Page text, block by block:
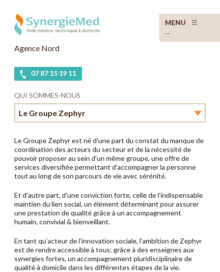
Agence Nord
MENU
--
07 87 15 19 11
QUI SOMMES-NOUS
Le Groupe Zephyr
En bref
Notre vocation
Le Groupe Zephyr
Espace Presse
Le Groupe Zephyr est né d’une part du constat du manque de
coordination des acteurs du secteur et de la nécessité de
pouvoir proposer au sein d’un même groupe, une offre de
services diversifiée permettant d’accompagner la personne
tout au long de son parcours de vie avec sérénité.
Et d’autre part, d’une conviction forte, celle de l’indispensable
maintien du lien social, un élément déterminant pour assurer
une prestation de qualité grâce à un accompagnement
humain, convivial & bienveillant.
En tant qu’acteur de l’innovation sociale, l‘ambition de Zephyr
est de rendre accessible à tous; grâce à des enseignes aux
synergies fortes, un accompagnement pluridisciplinaire de
qualité à domicile dans les différentes étapes de la vie.